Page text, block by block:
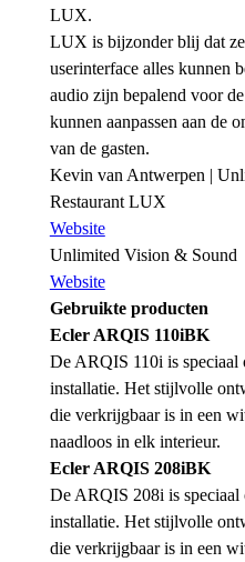
LUX.
LUX is bijzonder blij dat
userinterface alles kunnen
audio zijn bepalend voor
kunnen aanpassen aan de
van de gasten.
Kevin van Antwerpen |
Restaurant LUX
Website
Unlimited Vision & Sound
Website
Gebruikte producten
Ecler ARQIS 110iBK
De ARQIS 110i is speciaal
installatie. Het stijlvolle
die verkrijgbaar is in een
naadloos in elk interieur.
Ecler ARQIS 208iBK
De ARQIS 208i is speciaal
installatie. Het stijlvolle
die verkrijgbaar is in een